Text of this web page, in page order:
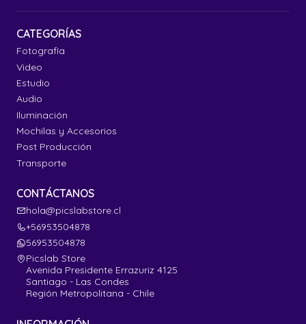
CATEGORÍAS
Fotografía
Video
Estudio
Audio
Iluminación
Mochilas y Accesorios
Post Producción
Transporte
CONTÁCTANOS
hola@picslabstore.cl
+56953504878
56953504878
Picslab Store
Avenida Presidente Errazuriz 4125
Santiago - Las Condes
Región Metropolitana - Chile